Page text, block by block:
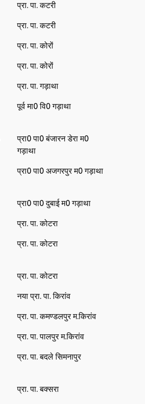
प्रा. पा. कटरी
प्रा. पा. कटरी
प्रा. पा. कोरों
प्रा. पा. कोरों
प्रा. पा. गड़ाथा
पूर्व मा0 वि‍0 गड़ाथा
प्रा0 पा0 बंजारन डेरा म0
गड़ाथा
प्रा0 पा0 अजगरपुर म0 गड़ाथा
प्रा0 पा0 दुबाई म0 गड़ाथा
प्रा. पा. कोटरा
प्रा. पा. कोटरा
प्रा. पा. कोटरा
नया प्रा. पा. किरांव
प्रा. पा. कमण्‍डलपुर म.किरांव
प्रा. पा. पालपुर म.किरांव
प्रा. पा. बदले सिमनापुर
प्रा. पा. बक्‍सरा